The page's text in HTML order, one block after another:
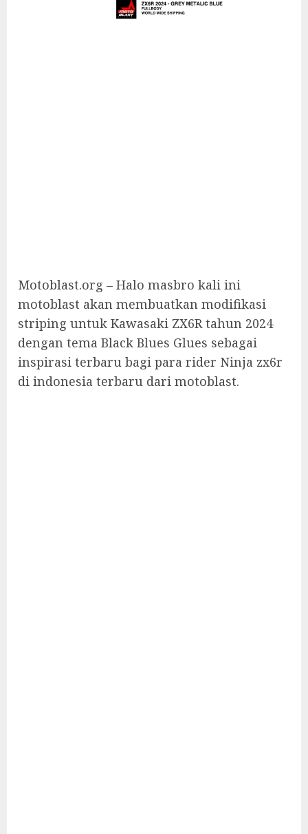
Motoblast.org – Halo masbro kali ini
motoblast akan membuatkan modifikasi
striping untuk Kawasaki ZX6R tahun 2024
dengan tema Black Blues Glues sebagai
inspirasi terbaru bagi para rider Ninja zx6r
di indonesia terbaru dari motoblast.